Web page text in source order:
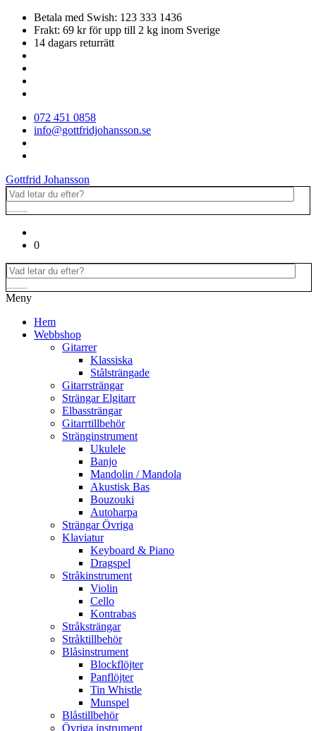
Betala med Swish: 123 333 1436
Frakt: 69 kr för upp till 2 kg inom Sverige
14 dagars returrätt
072 451 0858
info@gottfridjohansson.se
Gottfrid Johansson
0
Meny
Hem
Webbshop
Gitarrer
Klassiska
Stålsträngade
Gitarrsträngar
Strängar Elgitarr
Elbassträngar
Gitarrtillbehör
Stränginstrument
Ukulele
Banjo
Mandolin / Mandola
Akustisk Bas
Bouzouki
Autoharpa
Strängar Övriga
Klaviatur
Keyboard & Piano
Dragspel
Stråkinstrument
Violin
Cello
Kontrabas
Stråksträngar
Stråktillbehör
Blåsinstrument
Blockflöjter
Panflöjter
Tin Whistle
Munspel
Blåstillbehör
Övriga instrument